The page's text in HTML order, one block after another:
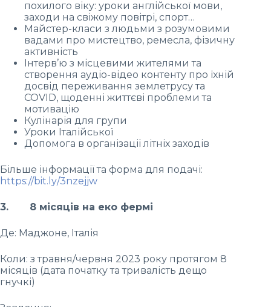
похилого віку: уроки англійської мови,
заходи на свіжому повітрі, спорт…
Майстер-класи з людьми з розумовими
вадами про мистецтво, ремесла, фізичну
активність
Інтерв’ю з місцевими жителями та
створення аудіо-відео контенту про їхній
досвід переживання землетрусу та
COVID, щоденні життєві проблеми та
мотивацію
Кулінарія для групи
Уроки Італійської
Допомога в організації літніх заходів
Більше інформації та форма для подачі:
https://bit.ly/3nzejjw
3. 8 місяців на еко фермі
Де: Маджоне, Італія
Коли: з травня/червня 2023 року протягом 8
місяців (дата початку та тривалість дещо
гнучкі)